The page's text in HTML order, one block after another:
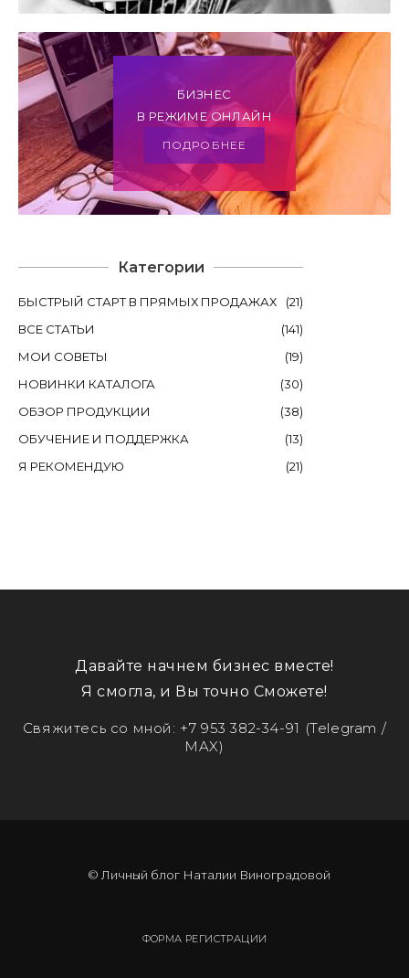
Категории
БЫСТРЫЙ СТАРТ В ПРЯМЫХ ПРОДАЖАХ (21)
ВСЕ СТАТЬИ
(141)
МОИ СОВЕТЫ
(19)
НОВИНКИ КАТАЛОГА
(30)
ОБЗОР ПРОДУКЦИИ
(38)
ОБУЧЕНИЕ И ПОДДЕРЖКА
(13)
Я РЕКОМЕНДУЮ
(21)
БИЗНЕС
В РЕЖИМЕ ОНЛАЙН
ПОДРОБНЕЕ
Давайте начнем бизнес вместе!
Я смогла, и Вы точно Сможете!
Свяжитесь со мной: +7 953 382-34-91 (Telegram /
MAX)
© Личный блог Наталии Виноградовой
ФОРМА РЕГИСТРАЦИИ